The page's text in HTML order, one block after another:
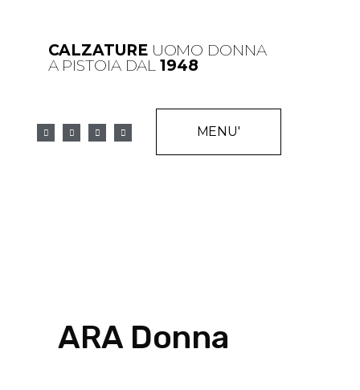
CALZATUREUOMO DONNA
A PISTOIA DAL 1948
MENU'
ARA Donna